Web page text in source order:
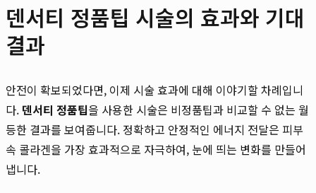
덴서티 정품팁 시술의 효과와 기대
결과
안전이 확보되었다면, 이제 시술 효과에 대해 이야기할 차례입니
다. 덴서티 정품팁을 사용한 시술은 비정품팁과 비교할 수 없는 월
등한 결과를 보여줍니다. 정확하고 안정적인 에너지 전달은 피부
속 콜라겐을 가장 효과적으로 자극하여, 눈에 띄는 변화를 만들어
냅니다.